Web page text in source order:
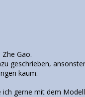
Gao.
geschrieben,
kaum.
gerne mit dem